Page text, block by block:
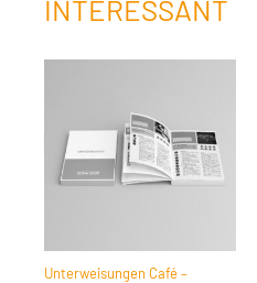
INTERESSANT
Unterweisungen Café –